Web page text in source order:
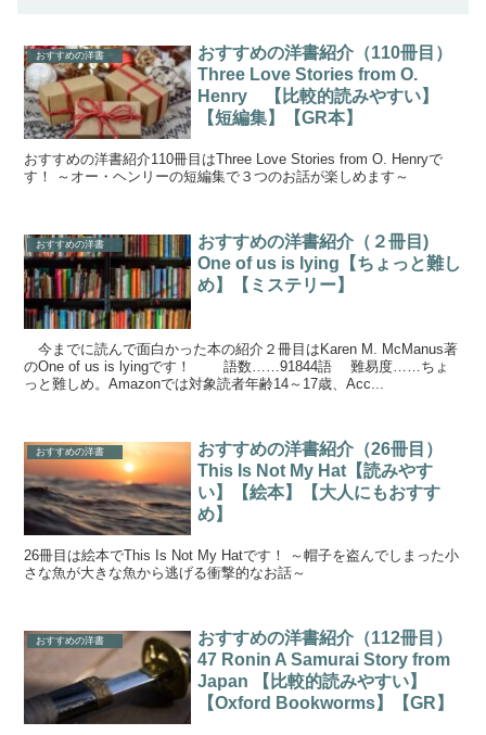
おすすめの洋書
おすすめの洋書紹介（110冊目）
Three Love Stories from O.
Henry 【比較的読みやすい】
【短編集】【GR本】
おすすめの洋書紹介110冊目はThree Love Stories from O. Henryで
す！ ～オー・ヘンリーの短編集で３つのお話が楽しめます～
おすすめの洋書
おすすめの洋書紹介（２冊目)
One of us is lying【ちょっと難し
め】【ミステリー】
今までに読んで面白かった本の紹介２冊目はKaren M. McManus著
のOne of us is lyingです！ 語数……91844語 難易度……ちょ
っと難しめ。Amazonでは対象読者年齢14～17歳、Acc...
おすすめの洋書
おすすめの洋書紹介（26冊目）
This Is Not My Hat【読みやす
い】【絵本】【大人にもおすす
め】
26冊目は絵本でThis Is Not My Hatです！ ～帽子を盗んでしまった小
さな魚が大きな魚から逃げる衝撃的なお話～
おすすめの洋書
おすすめの洋書紹介（112冊目）
47 Ronin A Samurai Story from
Japan 【比較的読みやすい】
【Oxford Bookworms】【GR】